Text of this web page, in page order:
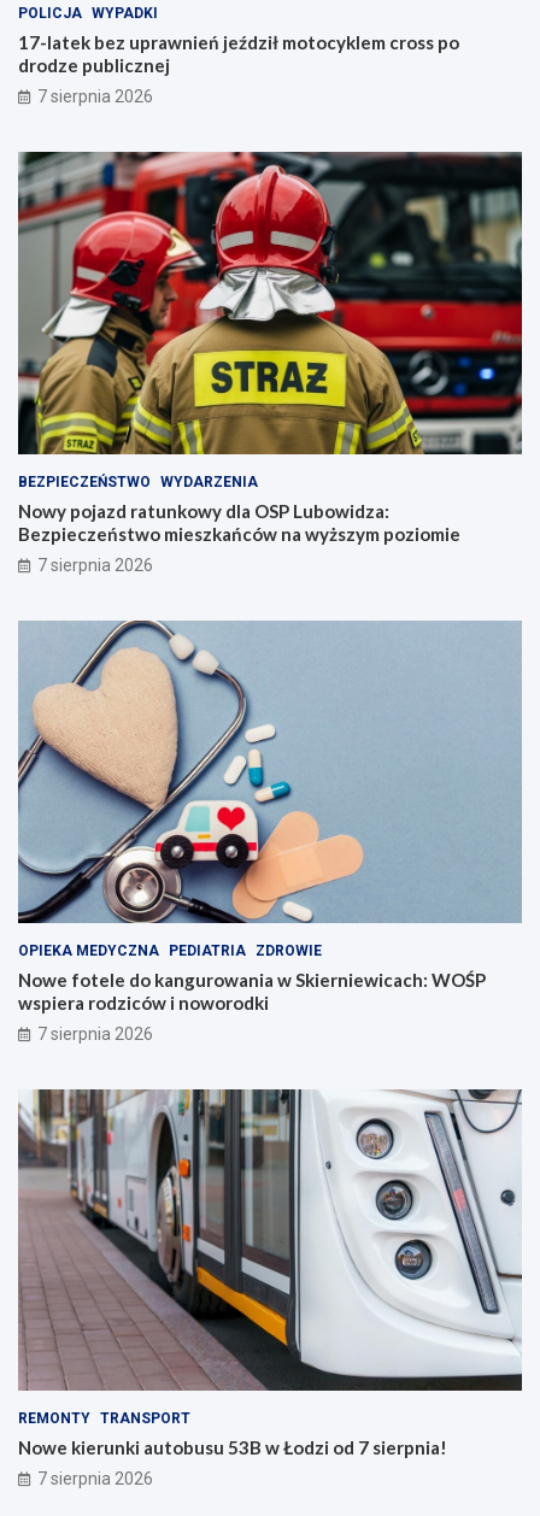
POLICJA WYPADKI
17-latek bez uprawnień jeździł motocyklem cross po
drodze publicznej
7 sierpnia 2026
BEZPIECZEŃSTWO WYDARZENIA
Nowy pojazd ratunkowy dla OSP Lubowidza:
Bezpieczeństwo mieszkańców na wyższym poziomie
7 sierpnia 2026
OPIEKA MEDYCZNA PEDIATRIA ZDROWIE
Nowe fotele do kangurowania w Skierniewicach: WOŚP
wspiera rodziców i noworodki
7 sierpnia 2026
REMONTY TRANSPORT
Nowe kierunki autobusu 53B w Łodzi od 7 sierpnia!
7 sierpnia 2026